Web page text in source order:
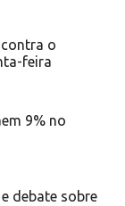
o
feira
9% no
debate sobre